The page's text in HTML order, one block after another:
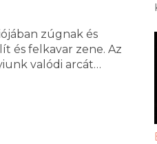
zúgnak és
és felkavar zene. Az
valódi arcát…